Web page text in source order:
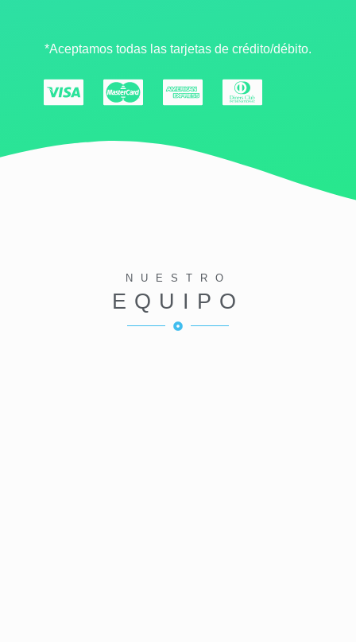
*Aceptamos todas las tarjetas de crédito/débito.
NUESTRO
EQUIPO